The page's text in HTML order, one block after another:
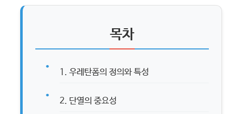
목차
1. 우레탄폼의 정의와 특성
2. 단열의 중요성